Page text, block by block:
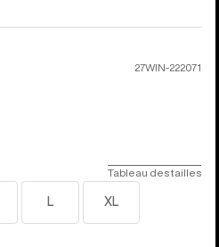
27WIN-222071
Tableau des tailles
L XL